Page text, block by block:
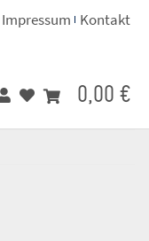
Impressum Kontakt
0,00 €